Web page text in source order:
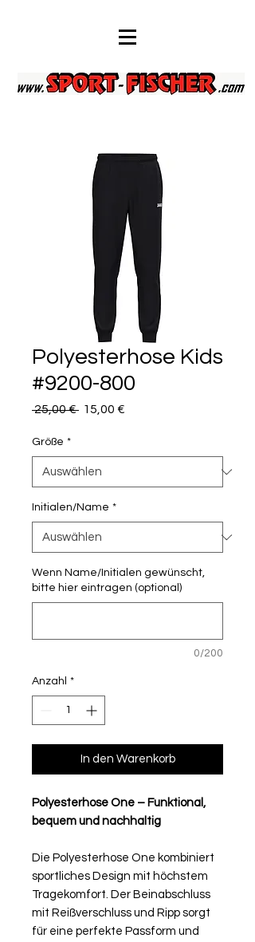
Polyesterhose Kids
#9200-800
25,00 € Standardpreis
15,00 €
Größe *
Initialen/Name *
Wenn Name/Initialen gewünscht,
bitte hier eintragen (optional)
0/200
Anzahl *
In den Warenkorb
Polyesterhose One – Funktional,
bequem und nachhaltig
Die Polyesterhose One kombiniert
sportliches Design mit höchstem
Tragekomfort. Der Beinabschluss
mit Reißverschluss und Ripp sorgt
für eine perfekte Passform und